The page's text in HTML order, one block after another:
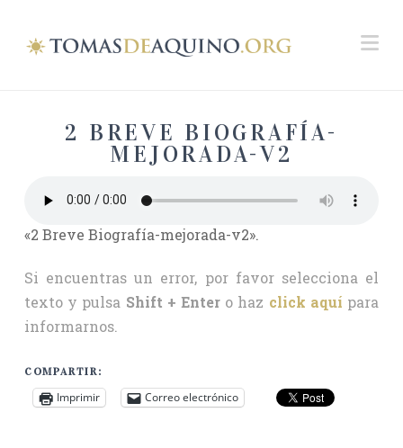
2 BREVE BIOGRAFÍA-
MEJORADA-V2
«2 Breve Biografía-mejorada-v2».
Si encuentras un error, por favor selecciona el
texto y pulsa Shift + Enter o haz click aquí para
informarnos.
COMPARTIR:
Imprimir Correo electrónico